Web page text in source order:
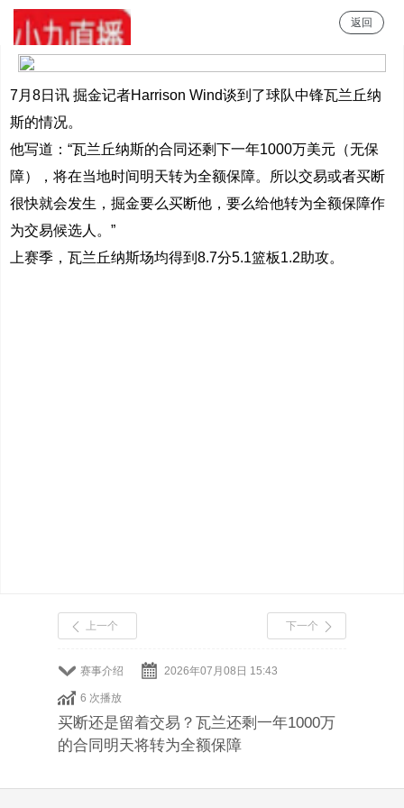
小9直播
返回
7月8日讯 掘金记者Harrison Wind谈到了球队中锋瓦兰丘纳
斯的情况。
他写道：“瓦兰丘纳斯的合同还剩下一年1000万美元（无保
障），将在当地时间明天转为全额保障。所以交易或者买断
很快就会发生，掘金要么买断他，要么给他转为全额保障作
为交易候选人。”
上赛季，瓦兰丘纳斯场均得到8.7分5.1篮板1.2助攻。
赛事介绍 2026年07月08日 15:43
6 次播放
上一个 下一个
买断还是留着交易？瓦兰还剩一年1000万
的合同明天将转为全额保障